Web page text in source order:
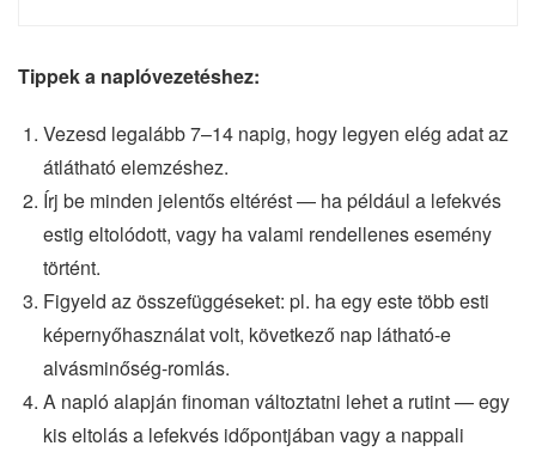
Tippek a naplóvezetéshez:
Vezesd legalább 7–14 napig, hogy legyen elég adat az
átlátható elemzéshez.
Írj be minden jelentős eltérést — ha például a lefekvés
estig eltolódott, vagy ha valami rendellenes esemény
történt.
Figyeld az összefüggéseket: pl. ha egy este több esti
képernyőhasználat volt, következő nap látható-e
alvásminőség-romlás.
A napló alapján finoman változtatni lehet a rutint — egy
kis eltolás a lefekvés időpontjában vagy a nappali